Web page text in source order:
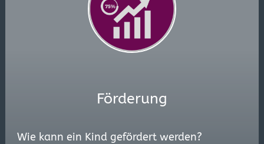
Förderung
Wie kann ein Kind gefördert werden?